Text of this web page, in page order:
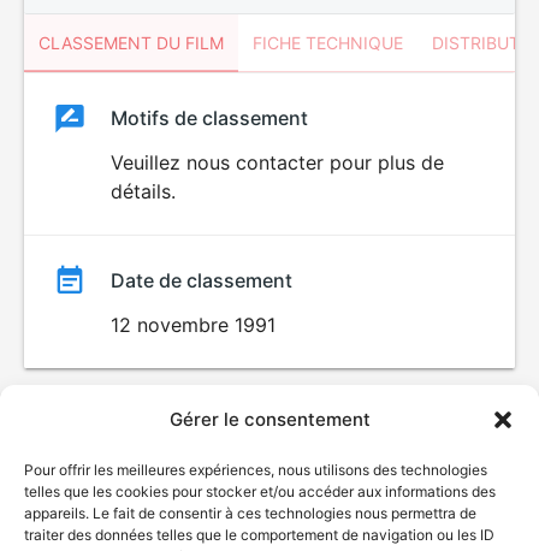
Gérer le consentement
Pour offrir les meilleures expériences, nous utilisons des technologies
telles que les cookies pour stocker et/ou accéder aux informations des
appareils. Le fait de consentir à ces technologies nous permettra de
traiter des données telles que le comportement de navigation ou les ID
CLASSEMENT DU FILM FICHE TECHNIQUE
ClassementClassement
Motifs de classement
Veuillez nous contacter pour plus de
détails.
Date de classement
12 novembre 1991